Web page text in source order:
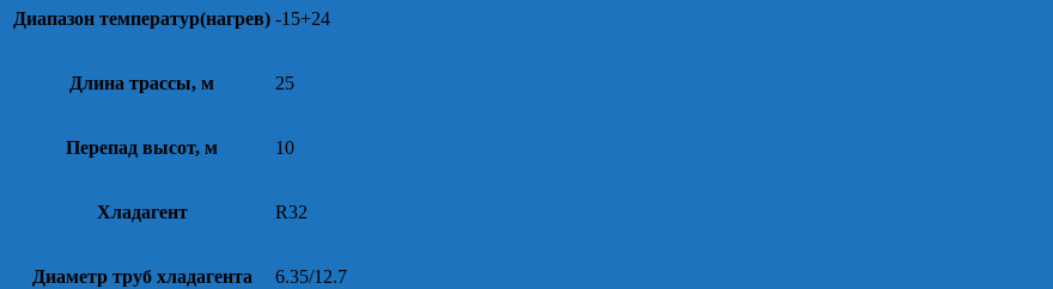
Диапазон температур(нагрев) -15+24
Длина трассы, м 25
Перепад высот, м 10
Хладагент R32
Диаметр труб хладагента 6.35/12.7